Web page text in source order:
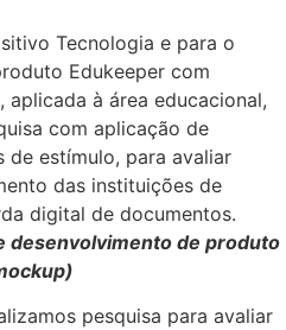
Tecnologia e para o
Edukeeper com
à área educacional,
com aplicação de
estímulo, para avaliar
das instituições de
digital de documentos.
desenvolvimento de produto
pesquisa para avaliar